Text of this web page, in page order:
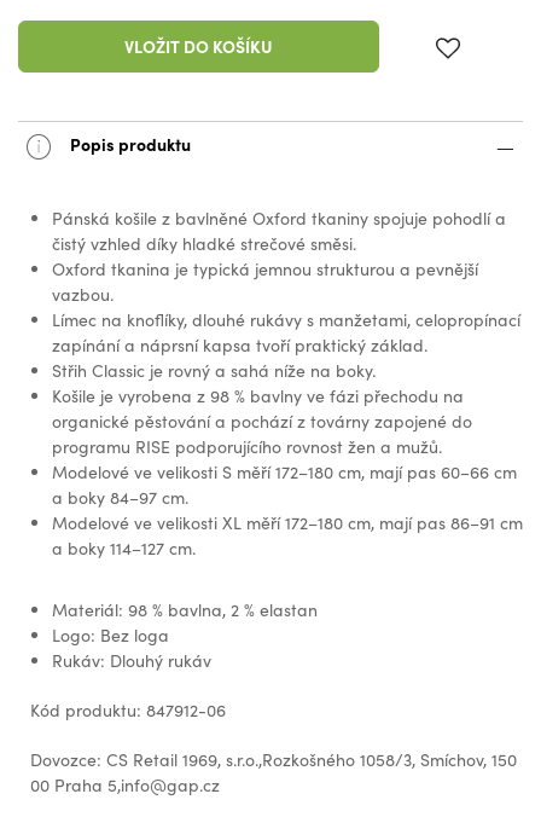
VLOŽIT DO KOŠÍKU
Popis produktu
Pánská košile z bavlněné Oxford tkaniny spojuje pohodlí a
čistý vzhled díky hladké strečové směsi.
Oxford tkanina je typická jemnou strukturou a pevnější
vazbou.
Límec na knoflíky, dlouhé rukávy s manžetami, celopropínací
zapínání a náprsní kapsa tvoří praktický základ.
Střih Classic je rovný a sahá níže na boky.
Košile je vyrobena z 98 % bavlny ve fázi přechodu na
organické pěstování a pochází z továrny zapojené do
programu RISE podporujícího rovnost žen a mužů.
Modelové ve velikosti S měří 172–180 cm, mají pas 60–66 cm
a boky 84–97 cm.
Modelové ve velikosti XL měří 172–180 cm, mají pas 86–91 cm
a boky 114–127 cm.
Materiál: 98 % bavlna, 2 % elastan
Logo: Bez loga
Rukáv: Dlouhý rukáv
Kód produktu: 847912-06
Dovozce: CS Retail 1969, s.r.o.,Rozkošného 1058/3, Smíchov, 150
00 Praha 5,info@gap.cz